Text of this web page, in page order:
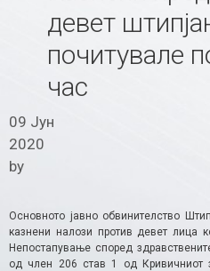
девет
почитувале
час
09 Јун
2020
by
Основното јавно обвинителство
казнени налози против девет лица
Непостапување според
од член 206 став 1 од Кривичниот